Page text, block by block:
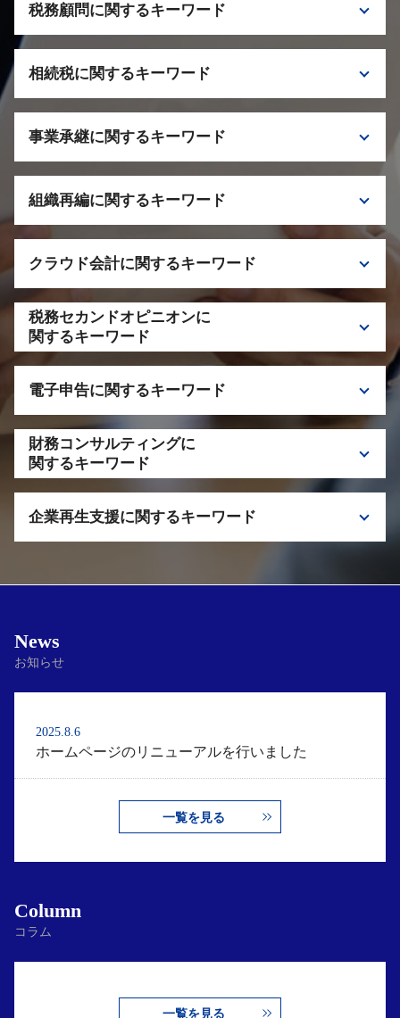
税務顧問に関するキーワード
顧問税理士 できること
顧問税務 依頼 メリット
税理士 栃木 相談
税理士 顧問契約 タイミング
相続税に関するキーワード
税理士 栃木 相続税
二次相続 一次相続 違い
相続税 申告 遅れた場合
税理士 神奈川 相続税
相続税 申告期限
事業承継に関するキーワード
税理士 千代田区 事業承継
自社株 評価
M&A 事業承継
事業承継 持株会社
M&A 税理士 栃木
事業承継 検討すべきケース
事業承継 税理士
組織再編に関するキーワード
株式交換 子会社化 仕組み
会社分割 適格要件
子会社化 メリット
税理士 千葉 組織再編
クラウド会計に関するキーワード
クラウド会計 税理士 サポート
税理士 相談 クラウド会計
クラウド会計 導入
クラウド会計 税理士 千代田区
税務セカンドオピニオンに
関するキーワード
セカンドオピニオン メリット
税理士 セカンドオピニオン 相談
セカンドオピニオン 注意点
電子申告に関するキーワード
副業 電子申請 ポイント
e-tax デメリット
申告 税理士 栃木
e-tax メリット
副業 税理士 相談
財務コンサルティングに
関するキーワード
コンサルティング 税理士 相談
資金繰り 税理士 相談
資金繰り 注意点
企業再生支援に関するキーワード
税理士 千代田区
News
お知らせ
2025.8.6
ホームページのリニューアルを行いました
一覧を見る
Column
コラム
一覧を見る